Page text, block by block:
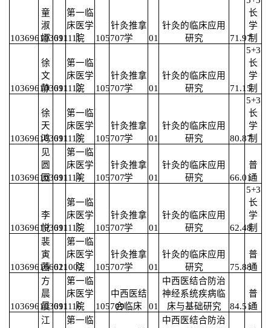
103696103691111
童
淑
娜 011
第一临
床医学
院
105707
针灸推拿
学
01
针灸的临床应用
研究
71.97
长
学
制
103696103691112
徐
文
静 011
第一临
床医学
院
105707
针灸推拿
学
01
针灸的临床应用
研究
71.15
5+3
长
学
制
103696103691113
徐
天
鸿 011
第一临
床医学
院
105707
针灸推拿
学
01
针灸的临床应用
研究
80.87
5+3
长
学
制
103696103691114
见
圆
圆 011
第一临
床医学
院
105707
针灸推拿
学
01
针灸的临床应用
研究
66.01
普
通
103696103691115
李
悦 011
第一临
床医学
院
105707
针灸推拿
学
01
针灸的临床应用
研究
62.48
5+3
长
学
制
103696106621002
裴
寅
茜 011
第一临
床医学
院
105707
针灸推拿
学
01
针灸的临床应用
研究
75.88
普
通
103696103691116
方
晨
晨 011
第一临
床医学
院
105709
中西医结
合临床
01
中西医结合防治
神经系统疾病临
床与基础研究
84.51
普
通
江
第一临
中西医结合防治